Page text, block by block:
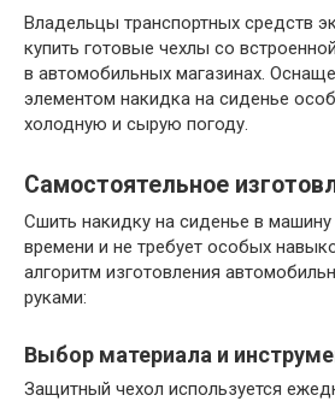
Владельцы транспортных средств
купить готовые чехлы со
в автомобильных магазинах.
элементом накидка на сиденье
холодную и сырую погоду.
Самостоятельное
Сшить накидку на сиденье в
времени и не требует особых
алгоритм изготовления
руками:
Выбор материала и
Защитный чехол используется